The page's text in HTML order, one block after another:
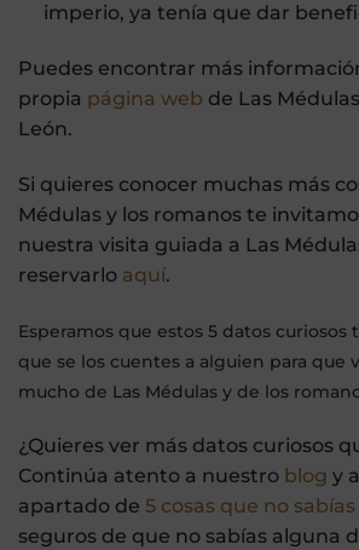
imperio, ya tenía que dar
Puedes encontrar más
propia página web de Las
León.
Si quieres conocer muchas más
Médulas y los romanos te
nuestra visita guiada a Las
reservarlo aquí.
Esperamos que estos 5 datos curiosos
que se los cuentes a alguien para que
mucho de Las Médulas y de los
¿Quieres ver más datos curiosos
Continúa atento a nuestro blog y
apartado de 5 cosas que no
seguros de que no sabías alguna